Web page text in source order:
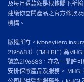
及每月還款額是根據閣下所
建議你查閱產品之官方條款
機構。
版權所有。MoneyHero
2196683）(”MHIBL”) 為
號為2196683，亦為一間許
安排保險產品及服務。